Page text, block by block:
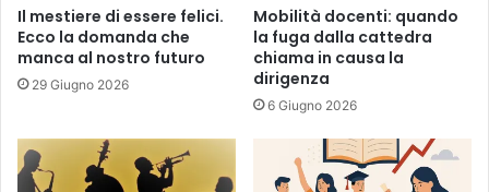
Il mestiere di essere felici.
Ecco la domanda che
manca al nostro futuro
29 Giugno 2026
Mobilità docenti: quando
la fuga dalla cattedra
chiama in causa la
dirigenza
6 Giugno 2026